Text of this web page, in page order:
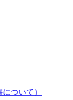
ついて）